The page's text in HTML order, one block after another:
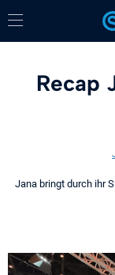
Recap
Jana bringt durch ihr